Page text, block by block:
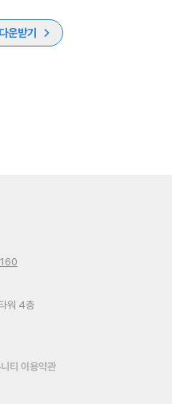
운받기
워 4층
티 이용약관